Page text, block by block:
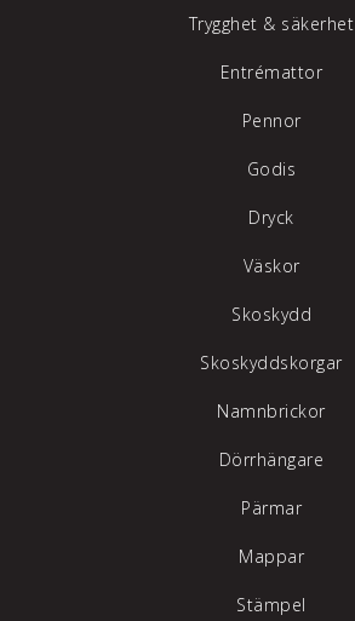
Trygghet & säkerhet
Entrémattor
Pennor
Godis
Dryck
Väskor
Skoskydd
Skoskyddskorgar
Namnbrickor
Dörrhängare
Pärmar
Mappar
Stämpel